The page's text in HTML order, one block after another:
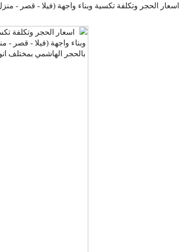
اسعار الحجر وتكلفة تكسية وبناء واجهة (فيلا - قصر -